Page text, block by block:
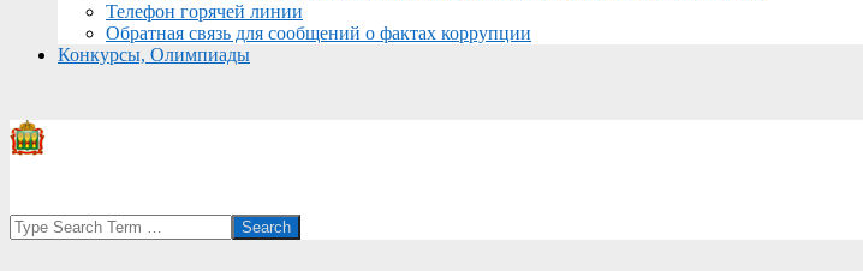
Телефон горячей линии
Обратная связь для сообщений о фактах коррупции
Конкурсы, Олимпиады
Search